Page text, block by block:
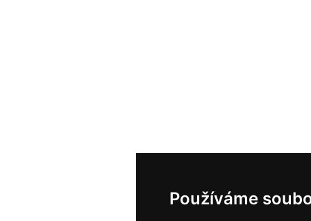
Používáme